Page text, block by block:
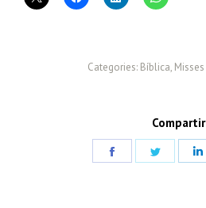
Categories: Bíblica, Misses
Compartir